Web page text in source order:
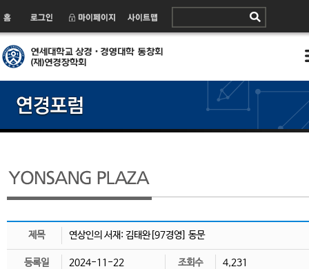
제목 연상인의 서재: 김태완[97경영] 동문
등록일 2024-11-22 조회수 4,231